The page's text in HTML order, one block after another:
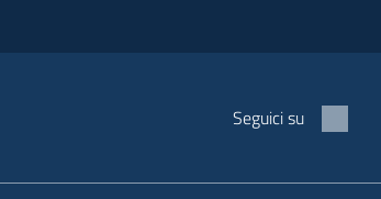
Seguici su